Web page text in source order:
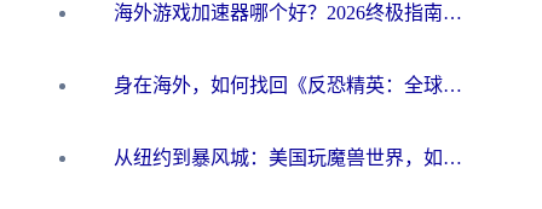
海外游戏加速器哪个好？2026终极指南帮你畅玩国服+解决卡顿难题
身在海外，如何找回《反恐精英：全球攻势》国服的丝滑手感？一份给你的终极指南
从纽约到暴风城：美国玩魔兽世界，如何找到你的最佳网络航线